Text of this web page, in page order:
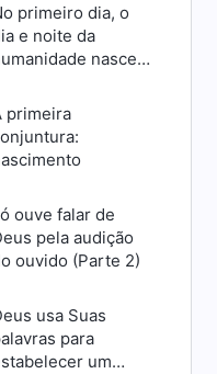
primeiro dia, o
e noite da
nascem
à autoridade
de Deus
primeira
ouve falar de
pela audição
ouvido (Parte 2)
usa Suas
para
um